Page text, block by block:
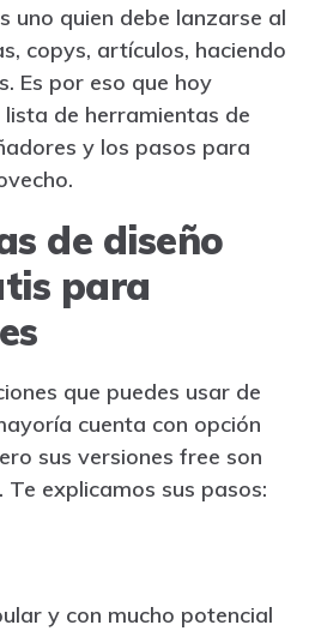
uno quien debe lanzarse al
copys, artículos, haciendo
Es por eso que hoy
de herramientas de
y los pasos para
de diseño
para
que puedes usar de
cuenta con opción
sus versiones free son
explicamos sus pasos:
y con mucho potencial